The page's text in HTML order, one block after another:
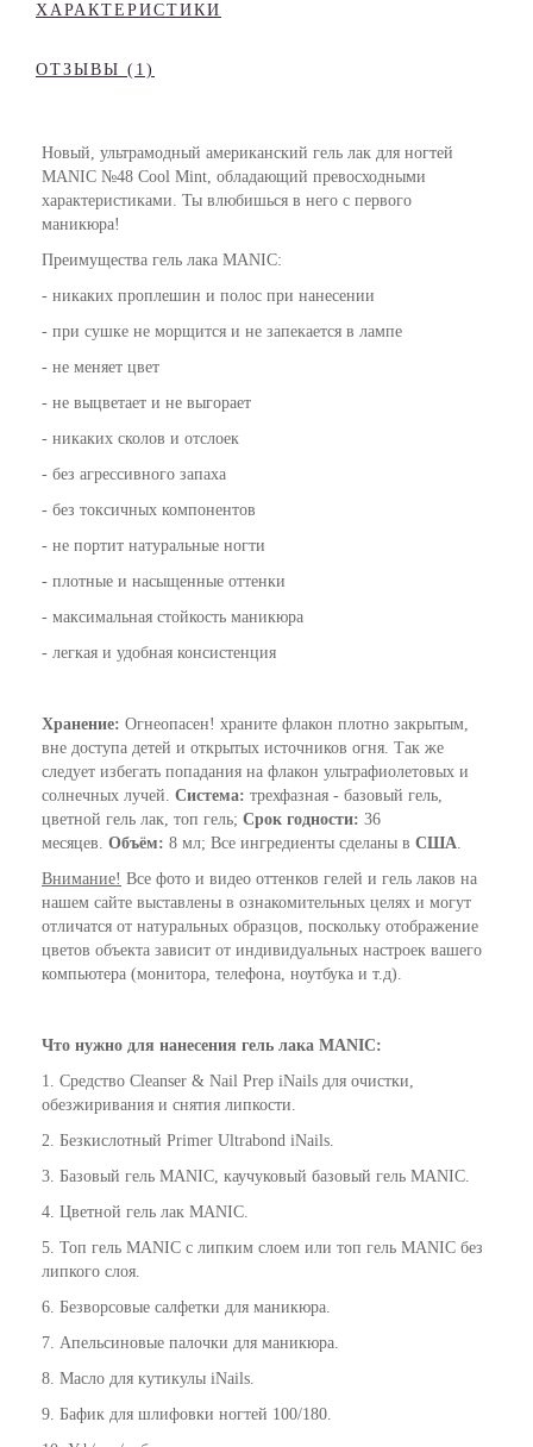
ХАРАКТЕРИСТИКИ
ОТЗЫВЫ (1)
Новый, ультрамодный американский гель лак для ногтей
MANIC №48 Cool Mint, обладающий превосходными
характеристиками. Ты влюбишься в него с первого
маникюра!
Преимущества гель лака MANIC:
- никаких проплешин и полос при нанесении
- при сушке не морщится и не запекается в лампе
- не меняет цвет
- не выцветает и не выгорает
- никаких сколов и отслоек
- без агрессивного запаха
- без токсичных компонентов
- не портит натуральные ногти
- плотные и насыщенные оттенки
- максимальная стойкость маникюра
- легкая и удобная консистенция
Хранение: Огнеопасен! храните флакон плотно закрытым,
вне доступа детей и открытых источников огня. Так же
следует избегать попадания на флакон ультрафиолетовых и
солнечных лучей. Система: трехфазная - базовый гель,
цветной гель лак, топ гель; Срок годности: 36
месяцев. Объём: 8 мл; Все ингредиенты сделаны в США.
Внимание! Все фото и видео оттенков гелей и гель лаков на
нашем сайте выставлены в ознакомительных целях и могут
отличатся от натуральных образцов, поскольку отображение
цветов объекта зависит от индивидуальных настроек вашего
компьютера (монитора, телефона, ноутбука и т.д).
Что нужно для нанесения гель лака MANIC:
1. Средство Cleanser & Nail Prep iNails для очистки,
обезжиривания и снятия липкости.
2. Безкислотный Primer Ultrabond iNails.
3. Базовый гель MANIC, каучуковый базовый гель MANIC.
4. Цветной гель лак MANIC.
5. Топ гель MANIC с липким слоем или топ гель MANIC без
липкого слоя.
6. Безворсовые салфетки для маникюра.
7. Апельсиновые палочки для маникюра.
8. Масло для кутикулы iNails.
9. Бафик для шлифовки ногтей 100/180.